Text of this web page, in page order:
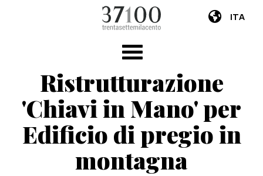
ITA
Ristrutturazione
'Chiavi in Mano' per
Edificio di pregio in
montagna